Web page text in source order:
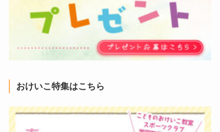
おけいこ特集はこちら